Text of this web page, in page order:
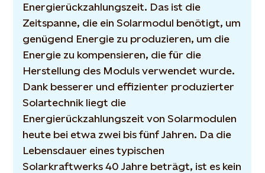
Energierückzahlungszeit. Das ist die
Zeitspanne, die ein Solarmodul benötigt, um
genügend Energie zu produzieren, um die
Energie zu kompensieren, die für die
Herstellung des Moduls verwendet wurde.
Dank besserer und effizienter produzierter
Solartechnik liegt die
Energierückzahlungszeit von Solarmodulen
heute bei etwa zwei bis fünf Jahren. Da die
Lebensdauer eines typischen
Solarkraftwerks 40 Jahre beträgt, ist es kein